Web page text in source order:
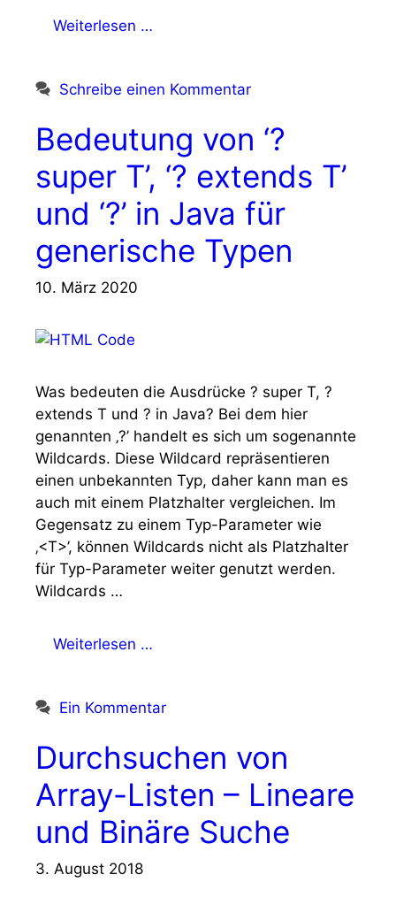
Weiterlesen …
Schreibe einen Kommentar
Bedeutung von ‘?
super T’, ‘? extends T’
und ‘?’ in Java für
generische Typen
10. März 2020
Was bedeuten die Ausdrücke ? super T, ?
extends T und ? in Java? Bei dem hier
genannten ‚?’ handelt es sich um sogenannte
Wildcards. Diese Wildcard repräsentieren
einen unbekannten Typ, daher kann man es
auch mit einem Platzhalter vergleichen. Im
Gegensatz zu einem Typ-Parameter wie
‚<T>’, können Wildcards nicht als Platzhalter
für Typ-Parameter weiter genutzt werden.
Wildcards …
Weiterlesen …
Ein Kommentar
Durchsuchen von
Array-Listen – Lineare
und Binäre Suche
3. August 2018